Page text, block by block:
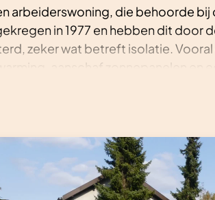
arbeiderswoning, die behoorde
in 1977 en hebben dit door
zeker wat betreft isolatie.
aanschaf zonnepanelen en
gereduceerd. Tevens is de